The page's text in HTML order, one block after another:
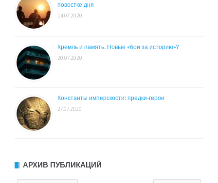
повестке дня
14.07.2020
Кремль и память. Новые «бои за историю»?
20.07.2020
Константы имперскости: предки-герои
27.07.2020
АРХИВ ПУБЛИКАЦИЙ